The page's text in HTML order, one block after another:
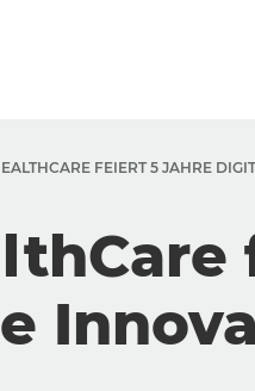
FEIERT 5 JAHRE